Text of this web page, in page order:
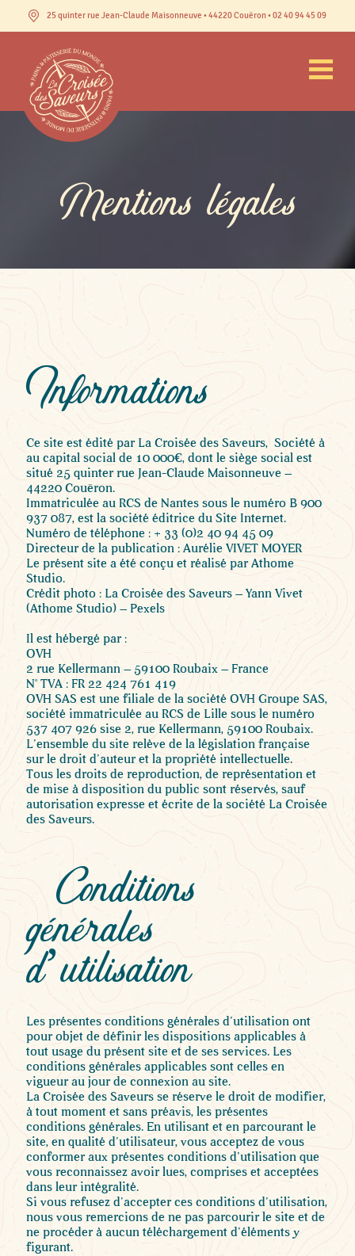
25 quinter rue Jean-Claude Maisonneuve • 44220 Couëron • 02 40 94 45 09
Mentions légales
Informations
Ce site est édité par La Croisée des Saveurs, Société à
au capital social de 10 000€, dont le siège social est
situé 25 quinter rue Jean-Claude Maisonneuve –
44220 Couëron.
Immatriculée au RCS de Nantes sous le numéro B 900
937 087, est la société éditrice du Site Internet.
Numéro de téléphone : + 33 (0)2 40 94 45 09
Directeur de la publication : Aurélie VIVET MOYER
Le présent site a été conçu et réalisé par Athome
Studio.
Crédit photo : La Croisée des Saveurs – Yann Vivet
(Athome Studio) – Pexels
Il est hébergé par :
OVH
2 rue Kellermann – 59100 Roubaix – France
N° TVA : FR 22 424 761 419
OVH SAS est une filiale de la société OVH Groupe SAS,
société immatriculée au RCS de Lille sous le numéro
537 407 926 sise 2, rue Kellermann, 59100 Roubaix.
L’ensemble du site relève de la législation française
sur le droit d’auteur et la propriété intellectuelle.
Tous les droits de reproduction, de représentation et
de mise à disposition du public sont réservés, sauf
autorisation expresse et écrite de la société La Croisée
des Saveurs.
Conditions
générales
d’utilisation
Les présentes conditions générales d’utilisation ont
pour objet de définir les dispositions applicables à
tout usage du présent site et de ses services. Les
conditions générales applicables sont celles en
vigueur au jour de connexion au site.
La Croisée des Saveurs se réserve le droit de modifier,
à tout moment et sans préavis, les présentes
conditions générales. En utilisant et en parcourant le
site, en qualité d’utilisateur, vous acceptez de vous
conformer aux présentes conditions d’utilisation que
vous reconnaissez avoir lues, comprises et acceptées
dans leur intégralité.
Si vous refusez d’accepter ces conditions d’utilisation,
nous vous remercions de ne pas parcourir le site et de
ne procéder à aucun téléchargement d’éléments y
figurant.